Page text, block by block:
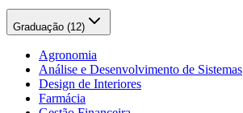
Graduação (12)
Agronomia
Análise e Desenvolvimento de Sistemas
Design de Interiores
Farmácia